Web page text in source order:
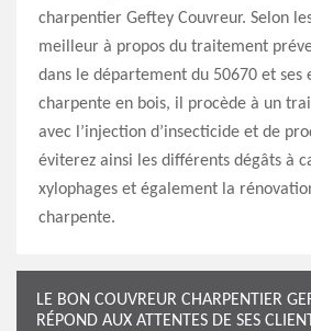
charpentier Geftey Couvreur. Selon
meilleur à propos du traitement
dans le département du 50670 et ses
charpente en bois, il procède à un
avec l’injection d’insecticide et de
éviterez ainsi les différents dégâts à
xylophages et également la
charpente.
LE BON COUVREUR CHARPENTIER
RÉPOND AUX ATTENTES DE SES